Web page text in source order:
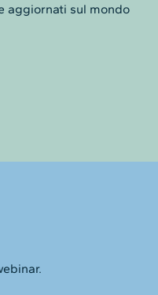
aggiornati sul mondo